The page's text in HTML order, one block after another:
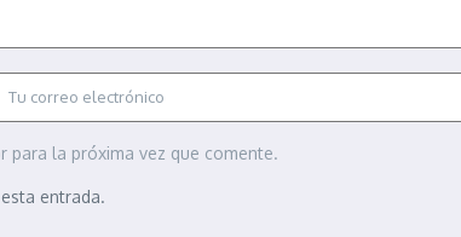
para la próxima vez que comente.
entrada.